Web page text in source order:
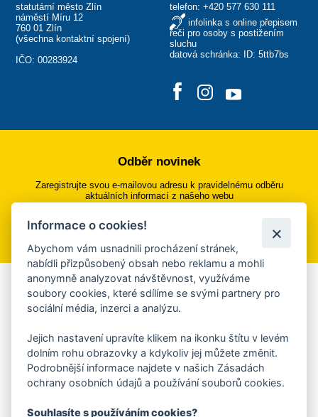
statutární město Zlín
náměstí Míru 12
760 01 Zlín
(všechna kontaktní spojení)
IČO: 00283924
telefon: +420 577 630 111
infolinka s online přepisem
řeči pro osoby s postižením
sluchu
datová schránka: ID: 5ttb7bs
Odběr novinek
Zaregistrujte svou e-mailovou adresu k pravidelnému odběru
aktuálních informací z našeho webu
Přihlásit se k odběru
Aplikace Mobilní rozhlas
Chcete dostávat do svého mobilu či mailu upozornění na
ankety, pozvánky na kulturní a sportovní akce?
Více informací o aplikaci
Informace o cookies!
Abychom vám usnadnili procházení stránek,
nabídli přizpůsobený obsah nebo reklamu a mohli
anonymně analyzovat návštěvnost, využíváme
soubory cookies, které sdílíme se svými partnery pro
sociální média, inzerci a analýzu.
Jejich nastavení upravíte klikem na ikonku štítu v levém
dolním rohu obrazovky a kdykoliv jej můžete změnit.
Podrobnější informace najdete v našich Zásadách
ochrany osobních údajů a používání souborů cookies.
Souhlasíte s používáním cookies?